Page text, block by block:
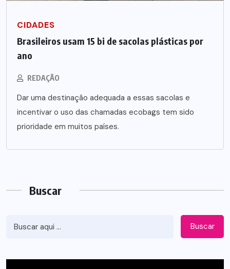
CIDADES
Brasileiros usam 15 bi de sacolas plásticas por
ano
REDAÇÃO
Dar uma destinação adequada a essas sacolas e
incentivar o uso das chamadas ecobags tem sido
prioridade em muitos países.
Buscar
Buscar